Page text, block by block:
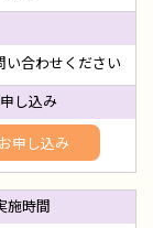
合わせください
お申し込み